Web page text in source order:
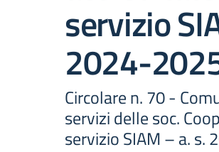
servizio
2024-
Circolare n. 70 -
servizi delle soc.
servizio SIAM – a. s.